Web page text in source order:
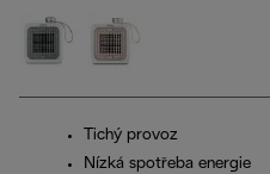
Tichý provoz
Nízká spotřeba energie